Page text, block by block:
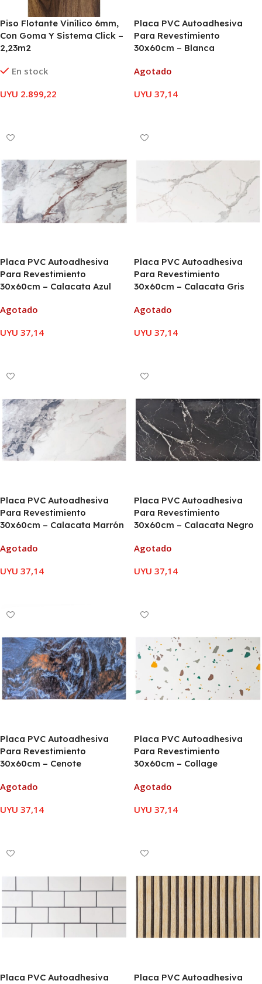
Piso Flotante Vinílico 6mm,
Con Goma Y Sistema Click –
2,23m2
En stock
UYU 2.899,22
Placa PVC Autoadhesiva
Para Revestimiento
30x60cm – Blanca
Agotado
UYU 37,14
Placa PVC Autoadhesiva
Para Revestimiento
30x60cm – Calacata Azul
Agotado
UYU 37,14
Placa PVC Autoadhesiva
Para Revestimiento
30x60cm – Calacata Gris
Agotado
UYU 37,14
Placa PVC Autoadhesiva
Para Revestimiento
30x60cm – Calacata Marrón
Agotado
UYU 37,14
Placa PVC Autoadhesiva
Para Revestimiento
30x60cm – Calacata Negro
Agotado
UYU 37,14
Placa PVC Autoadhesiva
Para Revestimiento
30x60cm – Cenote
Agotado
UYU 37,14
Placa PVC Autoadhesiva
Para Revestimiento
30x60cm – Collage
Agotado
UYU 37,14
Placa PVC Autoadhesiva Placa PVC Autoadhesiva